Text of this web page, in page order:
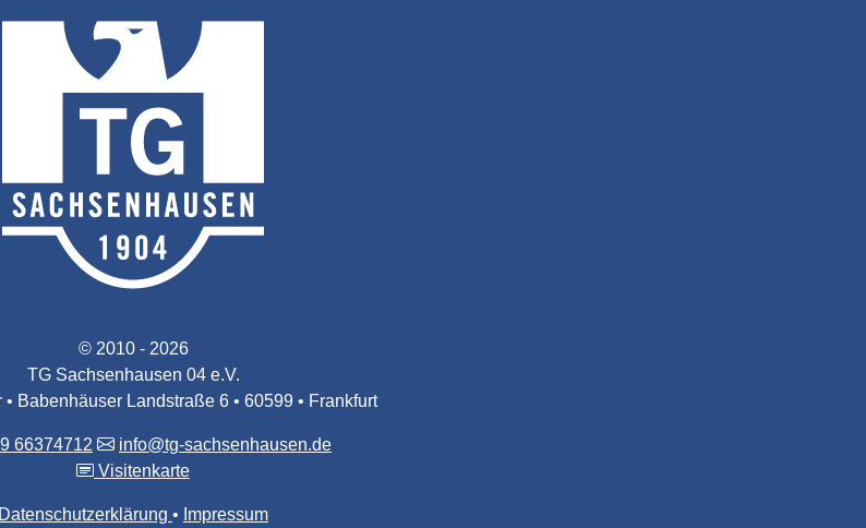
© 2010 - 2026
TG Sachsenhausen 04 e.V.
• Babenhäuser Landstraße 6 • 60599 • Frankfurt
66374712
info@tg-sachsenhausen.de
Visitenkarte
Datenschutzerklärung Impressum